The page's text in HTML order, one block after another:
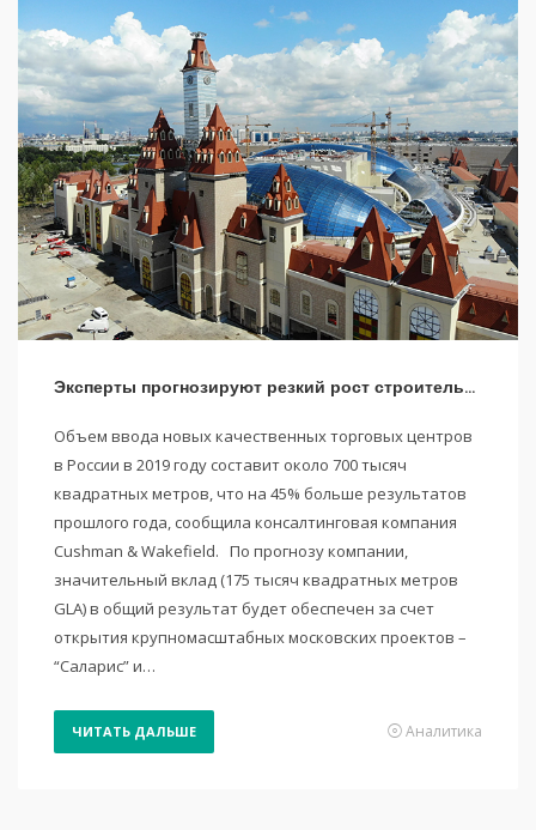
Эксперты прогнозируют резкий рост строительства торговых центров в России
Объем ввода новых качественных торговых центров
в России в 2019 году составит около 700 тысяч
квадратных метров, что на 45% больше результатов
прошлого года, сообщила консалтинговая компания
Cushman & Wakefield. По прогнозу компании,
значительный вклад (175 тысяч квадратных метров
GLA) в общий результат будет обеспечен за счет
открытия крупномасштабных московских проектов –
“Саларис” и…
ЧИТАТЬ ДАЛЬШЕ Аналитика